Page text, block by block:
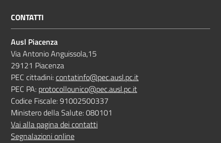
CONTATTI
Ausl Piacenza
Via Antonio Anguissola,15
29121 Piacenza
PEC cittadini:contatinfo@pec.ausl.pc.it
PEC PA: protocollounico@pec.ausl.pc.it
Codice Fiscale: 91002500337
Ministero della Salute: 080101
Vai alla pagina dei contatti
Segnalazioni online